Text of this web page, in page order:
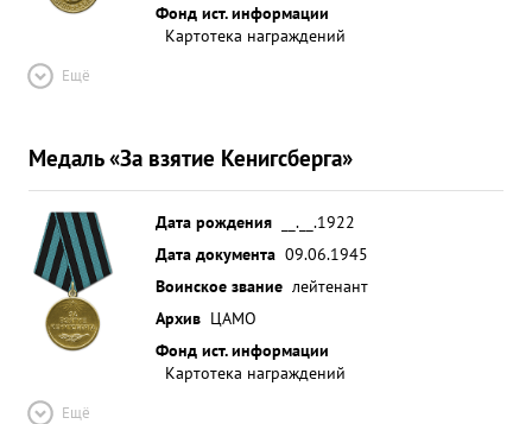
Фонд ист. информации
Картотека награждений
Ещё
Медаль «За взятие Кенигсберга»
Дата рождения
__.__.1922
Дата документа 09.06.1945
Воинское звание лейтенант
Архив ЦАМО
Фонд ист. информации
Картотека награждений
Ещё